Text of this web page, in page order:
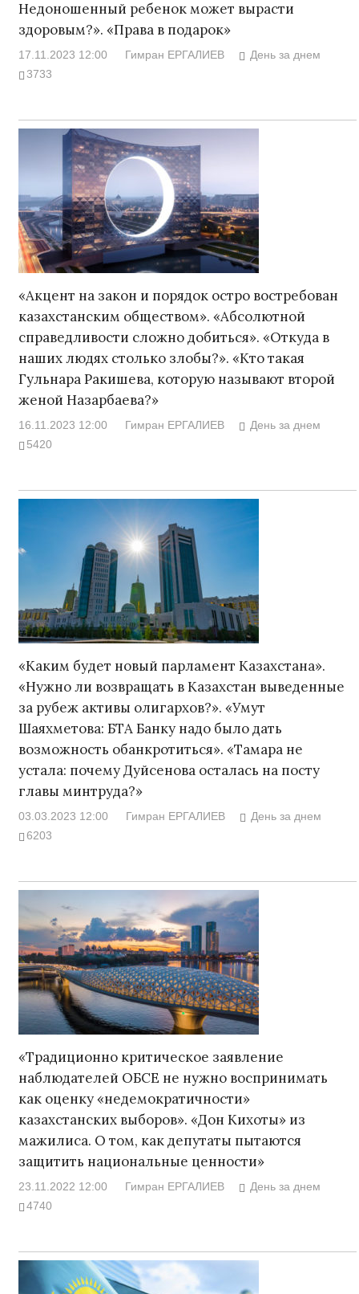
Недоношенный ребенок может вырасти
здоровым?». «Права в подарок»
17.11.2023 12:00 Гимран ЕРГАЛИЕВ
День за днем
3733
«Акцент на закон и порядок остро востребован
казахстанским обществом». «Абсолютной
справедливости сложно добиться». «Откуда в
наших людях столько злобы?». «Кто такая
Гульнара Ракишева, которую называют второй
женой Назарбаева?»
16.11.2023 12:00 Гимран ЕРГАЛИЕВ
День за днем
5420
«Каким будет новый парламент Казахстана».
«Нужно ли возвращать в Казахстан выведенные
за рубеж активы олигархов?». «Умут
Шаяхметова: БТА Банку надо было дать
возможность обанкротиться». «Тамара не
устала: почему Дуйсенова осталась на посту
главы минтруда?»
03.03.2023 12:00 Гимран ЕРГАЛИЕВ
День за днем
6203
«Традиционно критическое заявление
наблюдателей ОБСЕ не нужно воспринимать
как оценку «недемократичности»
казахстанских выборов». «Дон Кихоты» из
мажилиса. О том, как депутаты пытаются
защитить национальные ценности»
23.11.2022 12:00 Гимран ЕРГАЛИЕВ
День за днем
4740